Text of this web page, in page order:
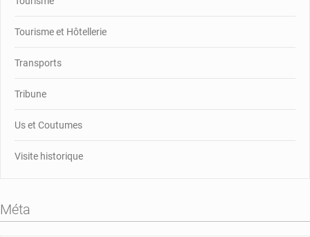
Tourisme et Hôtellerie
Transports
Tribune
Us et Coutumes
Visite historique
Méta